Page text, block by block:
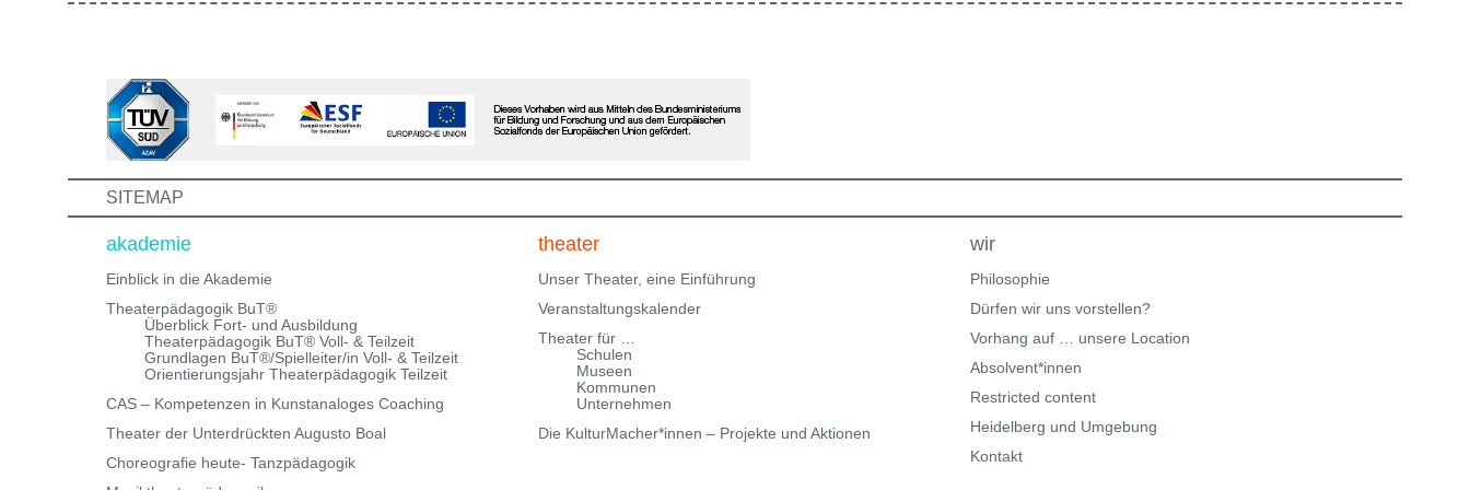
kennen, mit denen du in Zukunft vielleicht gemeinsam
Weiterbildungen und erhalte eine Einladung zum
Informations- und Aufnahmeworkshop. Bei Fragen,
schreibe uns einfach eine Mail an:
info@theaterwerkstatt-heidelberg.de Wir freuen uns auf
Klingenteichfestival unsere Werkschau zu zeigen. Eine
Klingenteichstraße verfügen. Hinweise über
Parkmöglichkeiten findest Du hier:
SITEMAP
akademie
Einblick in die Akademie
Theaterpädagogik BuT®
Überblick Fort- und Ausbildung
Theaterpädagogik BuT® Voll- & Teilzeit
Grundlagen BuT®/Spielleiter/in Voll- & Teilzeit
Orientierungsjahr Theaterpädagogik Teilzeit
CAS – Kompetenzen in Kunstanaloges Coaching
Theater der Unterdrückten Augusto Boal
Choreografie heute- Tanzpädagogik
theater
Unser Theater, eine Einführung
Veranstaltungskalender
Theater für …
Schulen
Museen
Kommunen
Unternehmen
Die KulturMacher*innen – Projekte und Aktionen
wir
Philosophie
Dürfen wir uns vorstellen?
Vorhang auf … unsere Location
Absolvent*innen
Restricted content
Heidelberg und Umgebung
Kontakt